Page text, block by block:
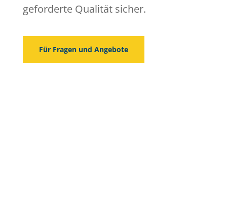
geforderte Qualität sicher.
Für Fragen und Angebote